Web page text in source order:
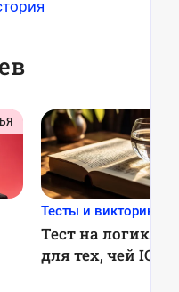
Тесты и викторины
Тест на логику: 7
для тех, чей IQ